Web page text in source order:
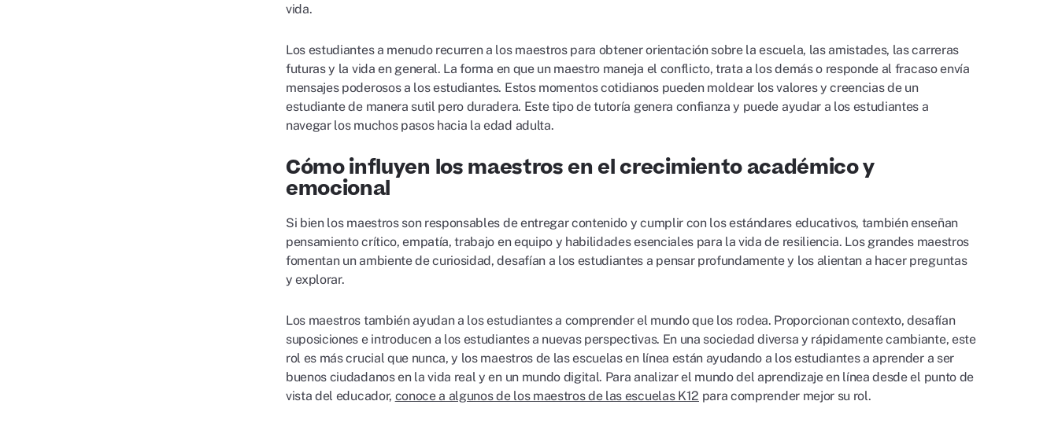
vida.
Los estudiantes a menudo recurren a los maestros para obtener orientación sobre la escuela, las amistades, las carreras
futuras y la vida en general. La forma en que un maestro maneja el conflicto, trata a los demás o responde al fracaso envía
mensajes poderosos a los estudiantes. Estos momentos cotidianos pueden moldear los valores y creencias de un
estudiante de manera sutil pero duradera. Este tipo de tutoría genera confianza y puede ayudar a los estudiantes a
navegar los muchos pasos hacia la edad adulta.
Cómo influyen los maestros en el crecimiento académico y
emocional
Si bien los maestros son responsables de entregar contenido y cumplir con los estándares educativos, también enseñan
pensamiento crítico, empatía, trabajo en equipo y habilidades esenciales para la vida de resiliencia. Los grandes maestros
fomentan un ambiente de curiosidad, desafían a los estudiantes a pensar profundamente y los alientan a hacer preguntas
y explorar.
Los maestros también ayudan a los estudiantes a comprender el mundo que los rodea. Proporcionan contexto, desafían
suposiciones e introducen a los estudiantes a nuevas perspectivas. En una sociedad diversa y rápidamente cambiante, este
rol es más crucial que nunca, y los maestros de las escuelas en línea están ayudando a los estudiantes a aprender a ser
buenos ciudadanos en la vida real y en un mundo digital. Para analizar el mundo del aprendizaje en línea desde el punto de
vista del educador, conoce a algunos de los maestros de las escuelas K12 para comprender mejor su rol.